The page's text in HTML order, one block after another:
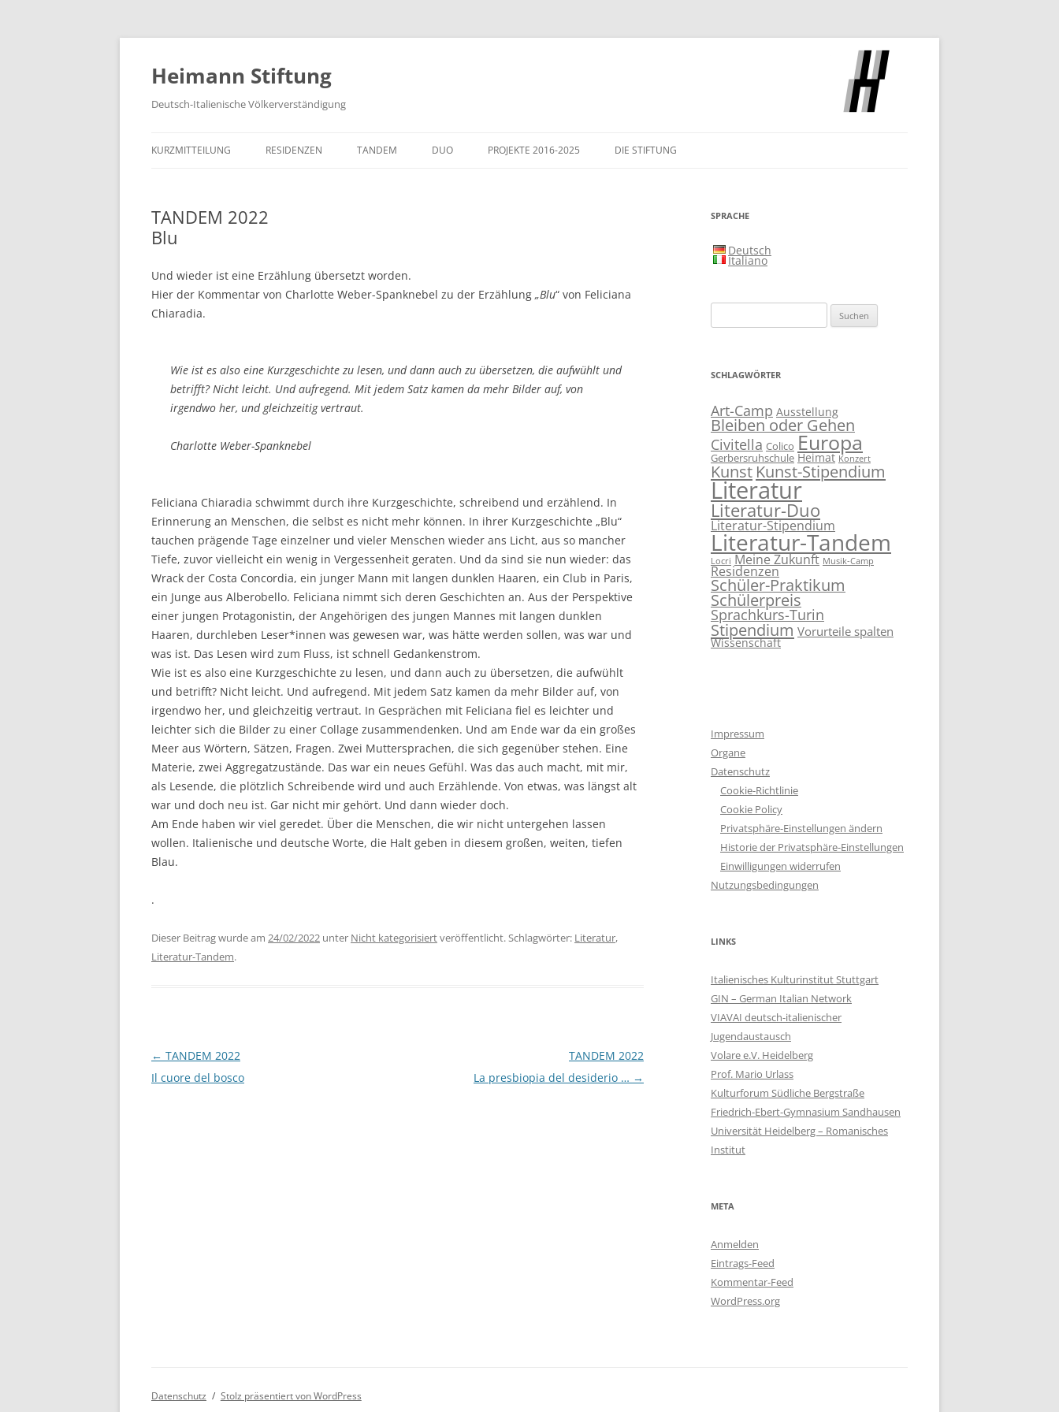
Zum
springen
Heimann Stiftung
Deutsch-Italienische Völkerverständigung
KURZMITTEILUNG RESIDENZEN TANDEM DUO PROJEKTE 2016-2025 DIE STIFTUNG
ITALIENHAUS – WIESLOCH
TANDEM 2022
Blu
Und wieder ist eine Erzählung übersetzt worden.
Hier der Kommentar von Charlotte Weber-Spanknebel zu der Erzählung „Blu“ von Feliciana
Chiaradia.
Wie ist es also eine Kurzgeschichte zu lesen, und dann auch zu übersetzen, die aufwühlt und
betrifft? Nicht leicht. Und aufregend. Mit jedem Satz kamen da mehr Bilder auf, von
irgendwo her, und gleichzeitig vertraut.
Charlotte Weber-Spanknebel
Feliciana Chiaradia schwimmt durch ihre Kurzgeschichte, schreibend und erzählend. In
Erinnerung an Menschen, die selbst es nicht mehr können. In ihrer Kurzgeschichte „Blu“
tauchen prägende Tage einzelner und vieler Menschen wieder ans Licht, aus so mancher
Tiefe, zuvor vielleicht ein wenig in Vergessenheit geraten. Und da sind sie nun wieder: das
Wrack der Costa Concordia, ein junger Mann mit langen dunklen Haaren, ein Club in Paris,
ein Junge aus Alberobello. Feliciana nimmt sich deren Geschichten an. Aus der Perspektive
einer jungen Protagonistin, der Angehörigen des jungen Mannes mit langen dunklen
Haaren, durchleben Leser*innen was gewesen war, was hätte werden sollen, was war und
was ist. Das Lesen wird zum Fluss, ist schnell Gedankenstrom.
Wie ist es also eine Kurzgeschichte zu lesen, und dann auch zu übersetzen, die aufwühlt
und betrifft? Nicht leicht. Und aufregend. Mit jedem Satz kamen da mehr Bilder auf, von
irgendwo her, und gleichzeitig vertraut. In Gesprächen mit Feliciana fiel es leichter und
leichter sich die Bilder zu einer Collage zusammendenken. Und am Ende war da ein großes
Meer aus Wörtern, Sätzen, Fragen. Zwei Muttersprachen, die sich gegenüber stehen. Eine
Materie, zwei Aggregatzustände. Das war ein neues Gefühl. Was das auch macht, mit mir,
als Lesende, die plötzlich Schreibende wird und auch Erzählende. Von etwas, was längst alt
war und doch neu ist. Gar nicht mir gehört. Und dann wieder doch.
Am Ende haben wir viel geredet. Über die Menschen, die wir nicht untergehen lassen
wollen. Italienische und deutsche Worte, die Halt geben in diesem großen, weiten, tiefen
Blau.
.
Dieser Beitrag wurde am 24/02/2022 unter Nicht kategorisiertveröffentlicht. Schlagwörter: Literatur,
Literatur-Tandem.
Beitragsnavigation
← TANDEM 2022
Il cuore del bosco
TANDEM 2022
La presbiopia del desiderio … →
SPRACHE
Deutsch
Italiano
nach:
SCHLAGWÖRTER
Art-Camp Ausstellung
Bleiben oder Gehen
Civitella Colico Europa
Gerbersruhschule Heimat Konzert
Kunst Kunst-Stipendium
Literatur
Literatur-Duo
Literatur-Stipendium
Literatur-Tandem
Locri Meine Zukunft Musik-Camp
Residenzen
Schüler-Praktikum
Schülerpreis
Sprachkurs-Turin
Stipendium Vorurteile spalten
Wissenschaft
Impressum
Organe
Datenschutz
Cookie-Richtlinie
Cookie Policy
Privatsphäre-Einstellungen ändern
Historie der Privatsphäre-Einstellungen
Einwilligungen widerrufen
Nutzungsbedingungen
LINKS
Italienisches Kulturinstitut Stuttgart
GIN – German Italian Network
VIAVAI deutsch-italienischer
Jugendaustausch
Volare e.V. Heidelberg
Prof. Mario Urlass
Kulturforum Südliche Bergstraße
Friedrich-Ebert-Gymnasium Sandhausen
Universität Heidelberg – Romanisches
Institut
META
Anmelden
Eintrags-Feed
Kommentar-Feed
WordPress.org
Datenschutz Stolz präsentiert von WordPress